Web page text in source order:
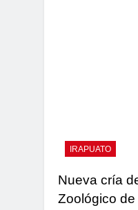
IRAPUATO
Nueva cría
Zoológico de